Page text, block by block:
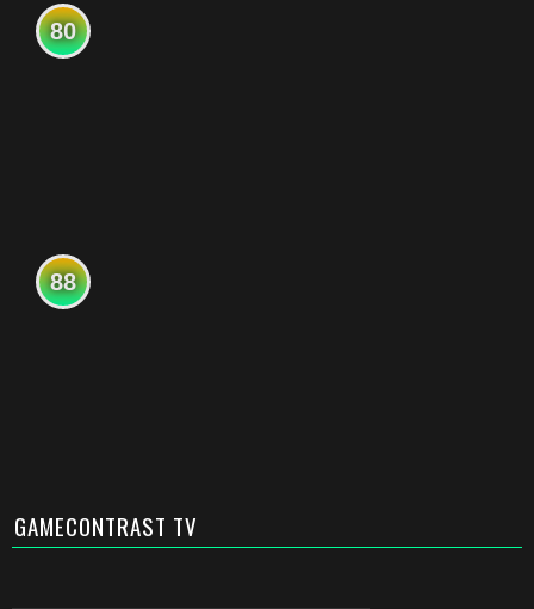
80
88
GAMECONTRAST TV